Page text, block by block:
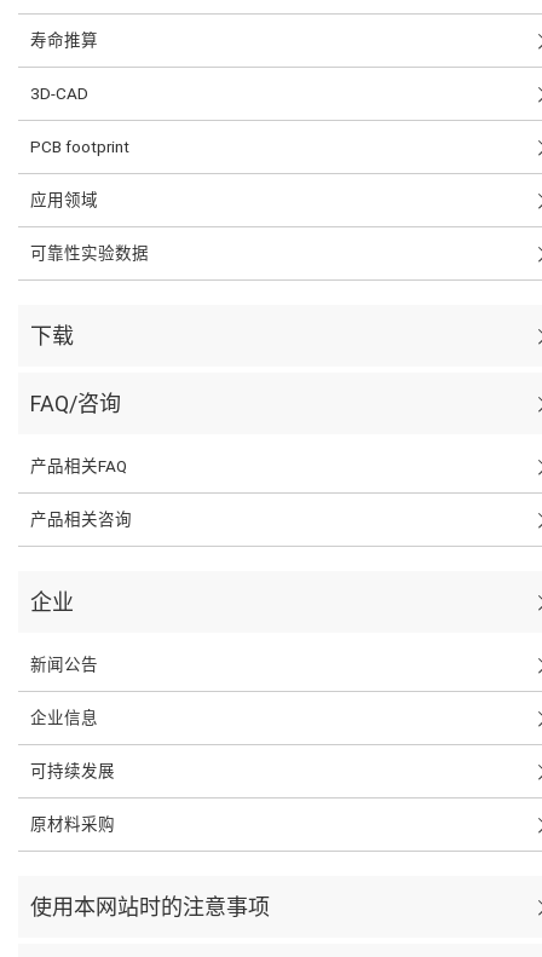
寿命推算
3D-CAD
PCB footprint
应用领域
可靠性实验数据
下载
FAQ/咨询
产品相关FAQ
产品相关咨询
企业
新闻公告
企业信息
可持续发展
原材料采购
使用本网站时的注意事项